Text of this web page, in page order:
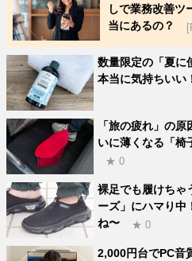
しで業務改善ツ
当にあるの？
数量限定の「夏に
本当に気持ちいい
「旅の疲れ」の
いに薄くなる「椅
★ 0
裸足でも履けちゃ
ーズ」にハマり中
ね〜
★ 0
2,000円台でPC音